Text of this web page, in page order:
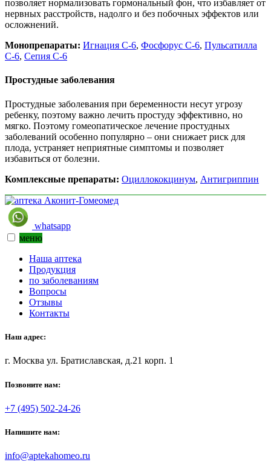
позволяет нормализовать гормональный фон, что избавляет от
нервных расстройств, надолго и без побочных эффектов или
осложнений.
Монопрепараты: Игнация С-6, Фосфорус С-6, Пульсатилла
С-6, Сепия С-6
Простудные заболевания
Простудные заболевания при беременности несут угрозу
ребенку, поэтому важно лечить простуду эффективно, но
мягко. Поэтому гомеопатическое лечение простудных
заболеваний особенно популярно – они снижает риск для
плода, устраняет неприятные симптомы и позволяет
избавиться от болезни.
Комплексные препараты: Оциллококцинум, Антигриппин
whatsapp
меню
Наша аптека
Продукция
по заболеваниям
Вопросы
Отзывы
Контакты
Наш адрес:
г. Москва ул. Братиславская, д.21 корп. 1
Позвоните нам:
+7 (495) 502-24-26
Напишите нам:
info@aptekahomeo.ru